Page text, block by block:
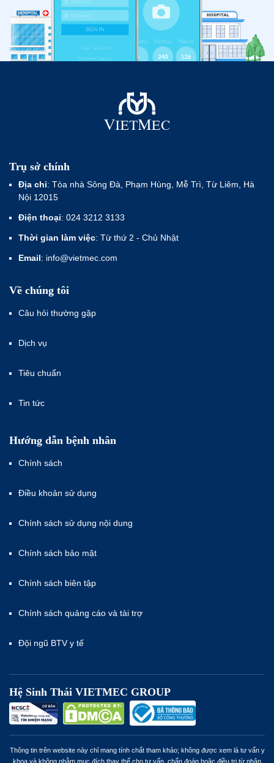
Trụ sở chính
Địa chỉ: Tòa nhà Sông Đà, Phạm Hùng, Mễ Trì, Từ Liêm, Hà
Nội 12015
Điện thoại: 024 3212 3133
Thời gian làm việc: Từ thứ 2 - Chủ Nhật
Email: info@vietmec.com
Về chúng tôi
Câu hỏi thường gặp
Dịch vụ
Tiêu chuẩn
Tin tức
Hướng dẫn bệnh nhân
Chính sách
Điều khoản sử dụng
Chính sách sử dụng nội dung
Chính sách bảo mật
Chính sách biên tập
Chính sách quảng cáo và tài trợ
Đội ngũ BTV y tế
Hệ Sinh Thái VIETMEC GROUP
Thông tin trên website này chỉ mang tính chất tham khảo; không được xem là tư vấn y
khoa và không nhằm mục đích thay thế cho tư vấn, chẩn đoán hoặc điều trị từ nhân